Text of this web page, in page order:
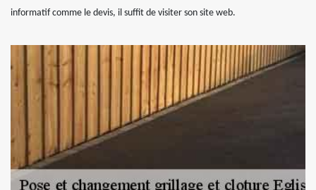
informatif comme le devis, il suffit de visiter son site web.